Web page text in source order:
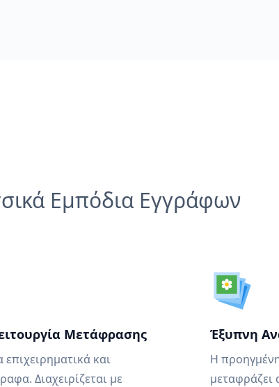
Εμπόδια Εγγράφων
Μετάφρασης
επιχειρηματικά και
Διαχειρίζεται με
Έξυπνη
Η προηγμένη
μεταφράζει